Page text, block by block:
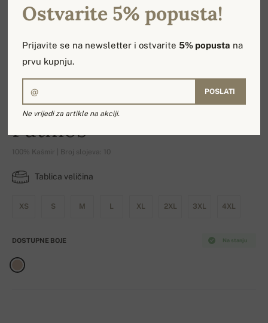
Patmos
100% Kašmir | Broj slojeva: 10
Tablica veličina
XS S M L XL 2XL 3XL 4XL
Na stanju
DOSTUPNE BOJE
Ostvarite 5% popusta!
Prijavite se na newsletter i ostvarite5% popusta na
prvu kupnju.
POSLATI
Ne vrijedi za artikle na akciji.